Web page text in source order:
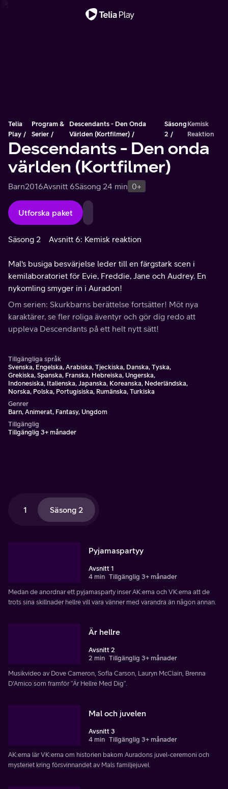
Telia
Play
Program &
Serier
Descendants - Den Onda
Världen (Kortfilmer)
Säsong
2
Kemisk
Reaktion
Descendants - Den onda
världen (Kortfilmer)
Barn2016Avsnitt 6Säsong 24 min 0+
Utforska paket
Säsong 2 Avsnitt 6: Kemisk reaktion
Mal's busiga besvärjelse leder till en färgstark scen i
kemilaboratoriet för Evie, Freddie, Jane och Audrey. En
nykomling smyger in i Auradon!
Om serien: Skurkbarns berättelse fortsätter! Möt nya
karaktärer, se fler roliga äventyr och gör dig redo att
uppleva Descendants på ett helt nytt sätt!
Tillgängliga språk
Svenska, Engelska, Arabiska, Tjeckiska, Danska, Tyska,
Grekiska, Spanska, Franska, Hebreiska, Ungerska,
Indonesiska, Italienska, Japanska, Koreanska, Nederländska,
Norska, Polska, Portugisiska, Rumänska, Turkiska
Genrer
Barn, Animerat, Fantasy, Ungdom
Tillgänglig
Tillgänglig 3+ månader
1 Säsong 2
Pyjamaspartyy
Avsnitt 1
4 min Tillgänglig 3+ månader
Medan de anordnar ett pyjamasparty inser AK:erna och VK:erna att de
trots sina skillnader hellre vill vara vänner med varandra än någon annan.
Är hellre
Avsnitt 2
2 min Tillgänglig 3+ månader
Musikvideo av Dove Cameron, Sofia Carson, Lauryn McClain, Brenna
D'Amico som framför ”Är Hellre Med Dig”.
Mal och juvelen
Avsnitt 3
4 min Tillgänglig 3+ månader
AK:erna lär VK:erna om historien bakom Auradons juvel-ceremoni och
mysteriet kring försvinnandet av Mals familjejuvel.